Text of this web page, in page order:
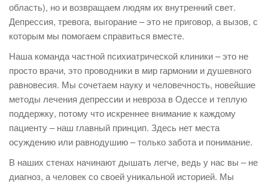
область), но и возвращаем людям их внутренний свет.
Депрессия, тревога, выгорание – это не приговор, а вызов, с
которым мы помогаем справиться вместе.
Наша команда частной психиатрической клиники – это не
просто врачи, это проводники в мир гармонии и душевного
равновесия. Мы сочетаем науку и человечность, новейшие
методы лечения депрессии и невроза в Одессе и теплую
поддержку, потому что искреннее внимание к каждому
пациенту – наш главный принцип. Здесь нет места
осуждению или равнодушию – только забота и понимание.
В наших стенах начинают дышать легче, ведь у нас вы – не
диагноз, а человек со своей уникальной историей. Мы